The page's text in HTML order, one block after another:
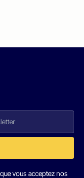
vous acceptez nos